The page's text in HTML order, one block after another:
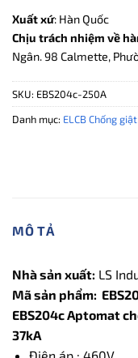
Xuất xứ: Hàn Quốc
Chịu trách nhiệm về
Ngân. 98 Calmette,
SKU: EBS204c-250A
Danh mục: ELCB Chống
MÔ TẢ
Nhà sản xuất: LS
Mã sản phẩm:
EBS204c Aptomat
37kA